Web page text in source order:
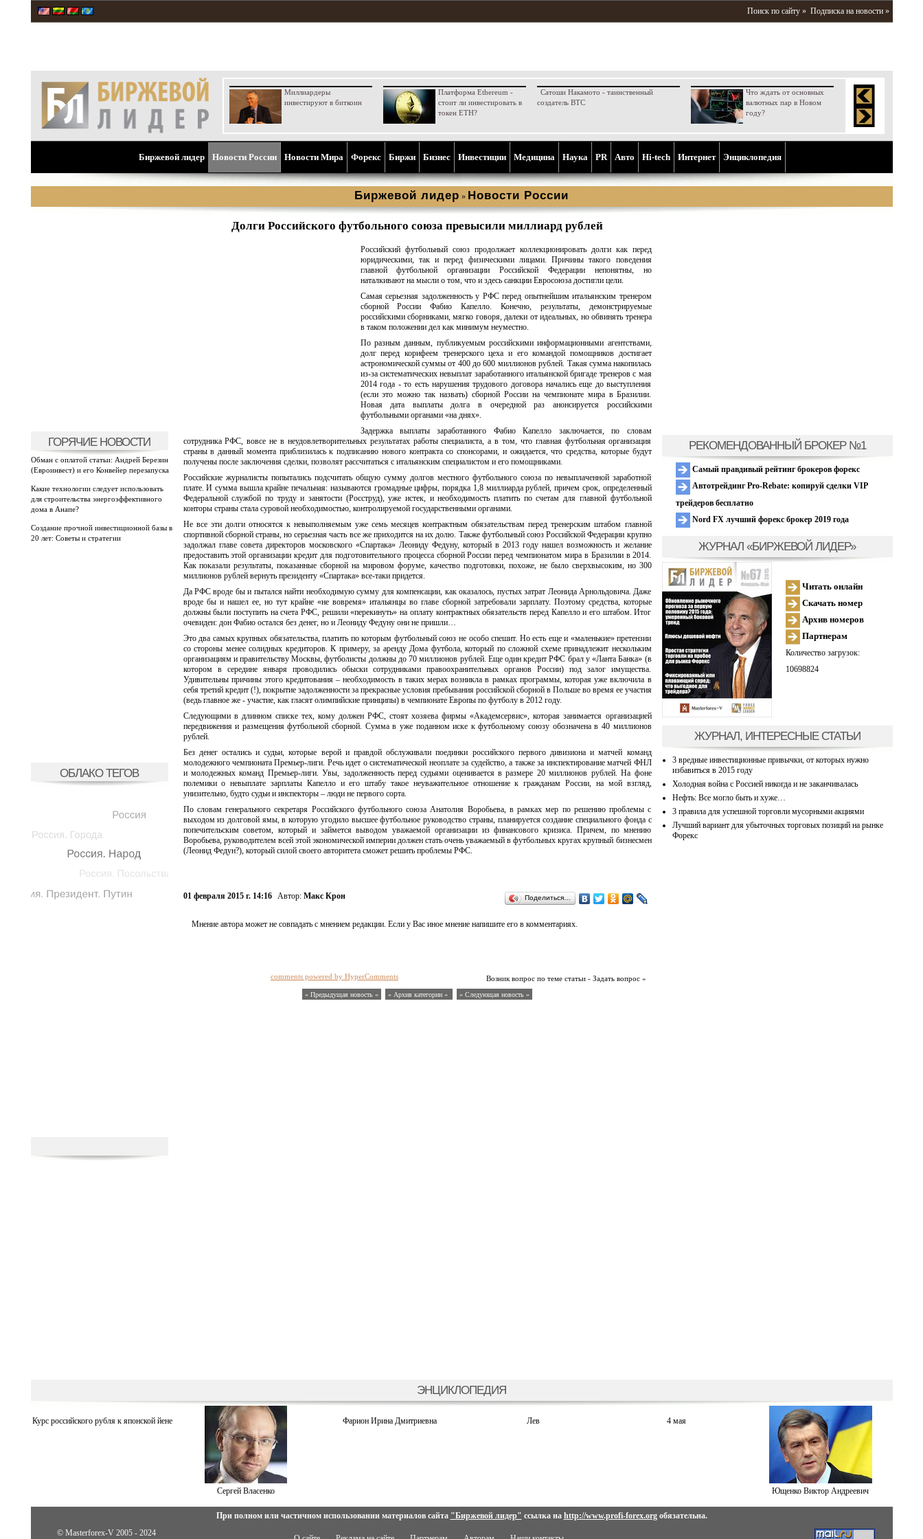
Поиск по сайту » Подписка на новости »
Миллиардеры
инвестируют в биткоин
Платформа Ethereum -
стоит ли инвестировать в
токен ETH?
Сатоши Накамото - таинственный
создатель BTC
Что ждать от основных
валютных пар в Новом
году?
Биржевой лидер Новости России Новости Мира Форекс Биржи Бизнес Инвестиции Медицина Наука PR Aвто Hi-tech Интернет Энциклопедия
Биржевой лидер » Новости России
ГОРЯЧИЕ НОВОСТИ
Обман с оплатой статьи: Андрей Березин
(Евроинвест) и его Конвейер перезапуска
Какие технологии следует использовать
для строительства энергоэффективного
дома в Анапе?
Создание прочной инвестиционной базы в
20 лет: Советы и стратегии
ОБЛАКО ТЕГОВ
Долги Российского футбольного союза превысили миллиард рублей
Российский футбольный союз продолжает коллекционировать долги как перед
юридическими, так и перед физическими лицами. Причины такого поведения
главной футбольной организации Российской Федерации непонятны, но
наталкивают на мысли о том, что и здесь санкции Евросоюза достигли цели.
Самая серьезная задолженность у РФС перед опытнейшим итальянским тренером
сборной России Фабио Капелло. Конечно, результаты, демонстрируемые
российскими сборниками, мягко говоря, далеки от идеальных, но обвинять тренера
в таком положении дел как минимум неуместно.
По разным данным, публикуемым российскими информационными агентствами,
долг перед корифеем тренерского цеха и его командой помощников достигает
астрономической суммы от 400 до 600 миллионов рублей. Такая сумма накопилась
из-за систематических невыплат заработанного итальянской бригаде тренеров с мая
2014 года - то есть нарушения трудового договора начались еще до выступления
(если это можно так назвать) сборной России на чемпионате мира в Бразилии.
Новая дата выплаты долга в очередной раз анонсируется российскими
футбольными органами «на днях».
Задержка выплаты заработанного Фабио Капелло заключается, по словам
сотрудника РФС, вовсе не в неудовлетворительных результатах работы специалиста, а в том, что главная футбольная организация
страны в данный момента приблизилась к подписанию нового контракта со спонсорами, и ожидается, что средства, которые будут
получены после заключения сделки, позволят рассчитаться с итальянским специалистом и его помощниками.
Российские журналисты попытались подсчитать общую сумму долгов местного футбольного союза по невыплаченной заработной
плате. И сумма вышла крайне печальная: называются громадные цифры, порядка 1,8 миллиарда рублей, причем срок, определенный
Федеральной службой по труду и занятости (Росструд), уже истек, и необходимость платить по счетам для главной футбольной
конторы страны стала суровой необходимостью, контролируемой государственными органами.
Не все эти долги относятся к невыполняемым уже семь месяцев контрактным обязательствам перед тренерским штабом главной
спортивной сборной страны, но серьезная часть все же приходится на их долю. Также футбольный союз Российской Федерации крупно
задолжал главе совета директоров московского «Спартака» Леониду Федуну, который в 2013 году нашел возможность и желание
предоставить этой организации кредит для подготовительного процесса сборной России перед чемпионатом мира в Бразилии в 2014.
Как показали результаты, показанные сборной на мировом форуме, качество подготовки, похоже, не было сверхвысоким, но 300
миллионов рублей вернуть президенту «Спартака» все-таки придется.
Да РФС вроде бы и пытался найти необходимую сумму для компенсации, как оказалось, пустых затрат Леонида Арнольдовича. Даже
вроде бы и нашел ее, но тут крайне «не вовремя» итальянцы во главе сборной затребовали зарплату. Поэтому средства, которые
должны были поступить на счета РФС, решили «перекинуть» на оплату контрактных обязательств перед Капелло и его штабом. Итог
очевиден: дон Фабио остался без денег, но и Леониду Федуну они не пришли…
Это два самых крупных обязательства, платить по которым футбольный союз не особо спешит. Но есть еще и «маленькие» претензии
со стороны менее солидных кредиторов. К примеру, за аренду Дома футбола, который по сложной схеме принадлежит нескольким
организациям и правительству Москвы, футболисты должны до 70 миллионов рублей. Еще один кредит РФС брал у «Ланта Банка» (в
котором в середине января проводились обыски сотрудниками правоохранительных органов России) под залог имущества.
Удивительны причины этого кредитования – необходимость в таких мерах возникла в рамках программы, которая уже включила в
себя третий кредит (!), покрытие задолженности за прекрасные условия пребывания российской сборной в Польше во время ее участия
(ведь главное же - участие, как гласят олимпийские принципы) в чемпионате Европы по футболу в 2012 году.
Следующими в длинном списке тех, кому должен РФС, стоят хозяева фирмы «Академсервис», которая занимается организацией
передвижения и размещения футбольной сборной. Сумма в уже поданном иске к футбольному союзу обозначена в 40 миллионов
рублей.
Без денег остались и судьи, которые верой и правдой обслуживали поединки российского первого дивизиона и матчей команд
молодежного чемпионата Премьер-лиги. Речь идет о систематической неоплате за судейство, а также за инспектирование матчей ФНЛ
и молодежных команд Премьер-лиги. Увы, задолженность перед судьями оценивается в размере 20 миллионов рублей. На фоне
полемики о невыплате зарплаты Капелло и его штабу такое неуважительное отношение к гражданам России, на мой взгляд,
унизительно, будто судьи и инспекторы – люди не первого сорта.
По словам генерального секретаря Российского футбольного союза Анатолия Воробьева, в рамках мер по решению проблемы с
выходом из долговой ямы, в которую угодило высшее футбольное руководство страны, планируется создание специального фонда с
попечительским советом, который и займется выводом уважаемой организации из финансового кризиса. Причем, по мнению
Воробьева, руководителем всей этой экономической империи должен стать очень уважаемый в футбольных кругах крупный бизнесмен
(Леонид Федун?), который силой своего авторитета сможет решить проблемы РФС.
01 февраля 2015 г. 14:16 Автор: Макс Крон Поделиться…
Мнение автора может не совпадать с мнением редакции. Если у Вас иное мнение напишите его в комментариях.
Возник вопрос по теме статьи - Задать вопрос »
comments powered by HyperComments
« Предыдущая новость « » Архив категории « » Следующая новость »
РЕКОМЕНДОВАННЫЙ БРОКЕР №1
Самый правдивый рейтинг брокеров форекс
Автотрейдинг Pro-Rebate: копируй сделки VIP
трейдеров бесплатно
Nord FX лучший форекс брокер 2019 года
ЖУРНАЛ «БИРЖЕВОЙ ЛИДЕР»
Читать онлайн
Скачать номер
Архив номеров
Партнерам
Количество загрузок:
10698824
ЖУРНАЛ, ИНТЕРЕСНЫЕ СТАТЬИ
3 вредные инвестиционные привычки, от которых нужно
избавиться в 2015 году
Холодная война с Россией никогда и не заканчивалась
Нефть: Все могло быть и хуже…
3 правила для успешной торговли мусорными акциями
Лучший вариант для убыточных торговых позиций на рынке
Форекс
ЭНЦИКЛОПЕДИЯ
Курс российского рубля к японской йене
Сергей Власенко
Фарион Ирина Дмитриевна Лев 4 мая
Ющенко Виктор Андреевич
При полном или частичном использовании материалов сайта "Биржевой лидер" ссылка на http://www.profi-forex.orgобязательна.
© Masterforex-V 2005 - 2024